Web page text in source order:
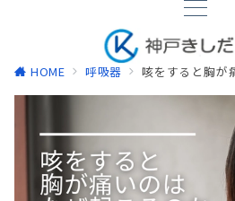
HOME 呼吸器 咳をすると胸が